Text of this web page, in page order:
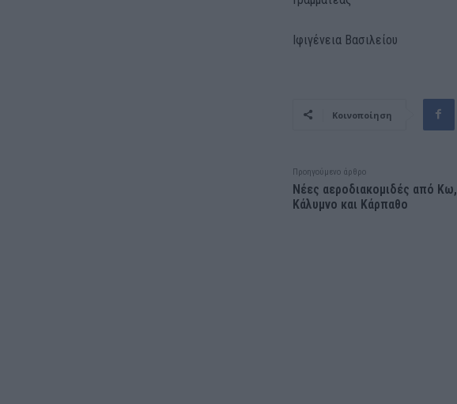
Ιφιγένεια Βασιλείου
Κοινοποίηση
Προηγούμενο άρθρο
Νέες αεροδιακομιδές από Κω,
Κάλυμνο και Κάρπαθο